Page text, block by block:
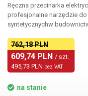
Ręczna przecinarka
profesjonalne narzędzie
syntetycznychw
bardzo precyzyjnie i
wyposażona jest w
dostosowania optymalnej
rodzaju ciętego materiału.
się z dłoni, nadaje się do
762,18 PLN
609,74 PLN / szt.
495,73 PLN bez VAT
na stanie